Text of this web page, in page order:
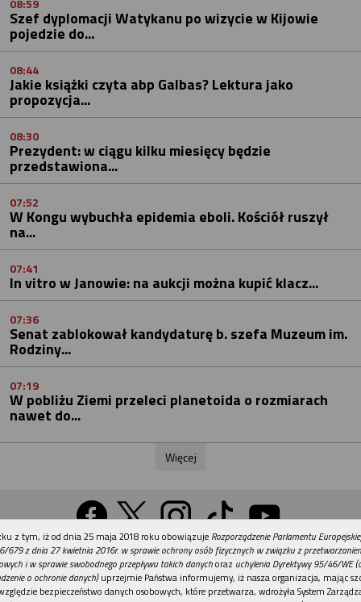
08:59
Szef dyplomacji Watykanu po wizycie w Kijowie
pojedzie do...
08:44
Jakie książki czyta abp Galbas? Lektura jako
propozycja...
08:30
Prezydent: w ciągu kilku miesięcy będzie
przedstawiona...
07:52
W Kongu wybuchła epidemia eboli. Kościół ruszył
na...
07:41
In vitro w Janowie: na aukcji można kupić klacz...
07:36
Senat zablokował kandydaturę b. szefa Muzeum im.
Rodziny...
07:19
W pobliżu Ziemi przeleci planetoida o rozmiarach
nawet do...
Więcej
Wersja na komputer
REKLAMA
z tym, iż od dnia 25 maja 2018 roku obowiązuje Rozporządzenie Parlamentu
679 z dnia 27 kwietnia 2016r. w sprawie ochrony osób fizycznych w związku z
i w sprawie swobodnego przepływu takich danychoraz uchylenia Dyrektywy 95/46/WE
o ochronie danych)uprzejmie Państwa informujemy, iż nasza organizacja, mając
bezpieczeństwo danych osobowych, które przetwarza, wdrożyła System